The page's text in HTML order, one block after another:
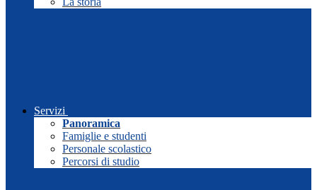
Servizi
Panoramica
Famiglie e studenti
Personale scolastico
Percorsi di studio